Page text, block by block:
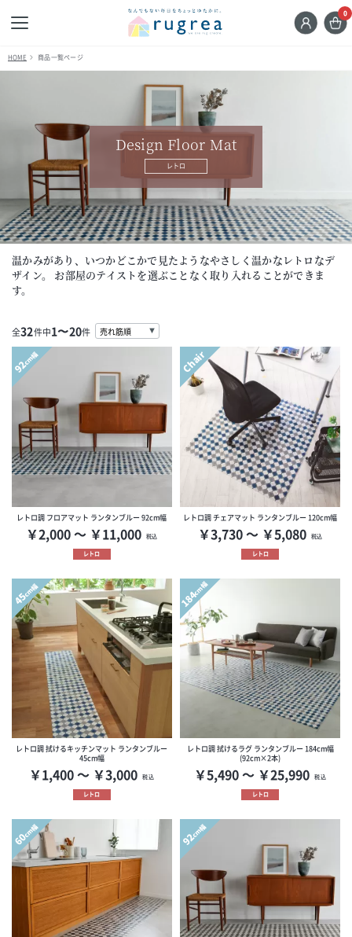
0
HOME 商品一覧ページ
Design Floor Mat
レトロ
温かみがあり、いつかどこかで見たようなやさしく温かなレトロなデ
ザイン。 お部屋のテイストを選ぶことなく取り入れることができま
す。
全32件中1〜20件
92cm幅
レトロ調 フロアマット ランタンブルー 92cm幅
￥2,000 ～ ￥11,000 税込
レトロ
Chair
レトロ調 チェアマット ランタンブルー 120cm幅
￥3,730 ～ ￥5,080 税込
レトロ
45cm幅
レトロ調 拭けるキッチンマット ランタンブルー
45cm幅
￥1,400 ～ ￥3,000 税込
レトロ
184cm幅
レトロ調 拭けるラグ ランタンブルー 184cm幅
(92cm×2本)
￥5,490 ～ ￥25,990 税込
レトロ
60cm幅 92cm幅